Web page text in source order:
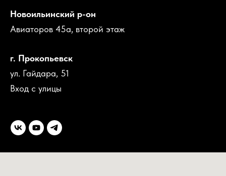
Новоильинский р-он
Авиаторов 45а, второй этаж
г. Прокопьевск
ул. Гайдара, 51
Вход с улицы